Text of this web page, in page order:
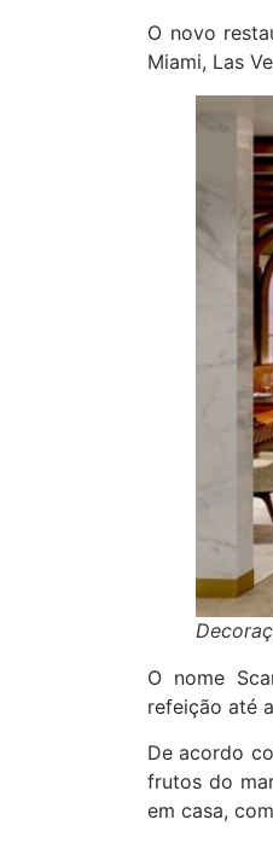
O novo
Miami, Las
O nome
refeição até
De acordo
frutos do
em casa,